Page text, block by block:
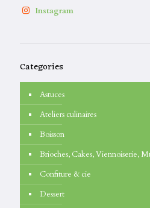
Instagram
Categories
Astuces
Ateliers culinaires
Boisson
Brioches, Cakes, Viennoiserie,
Confiture & cie
Dessert